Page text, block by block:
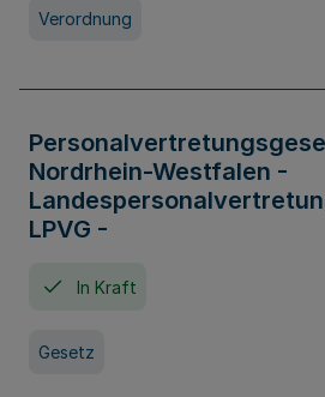
Verordnung
Nordrhein-Westfalen -
LPVG -
In Kraft
Gesetz